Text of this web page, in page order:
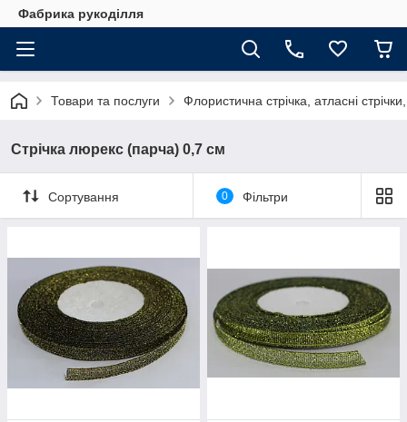
Фабрика рукоділля
Товари та послуги Флористична стрічка, атласні
Стрічка люрекс (парча) 0,7 см
Сортування 0 Фільтри